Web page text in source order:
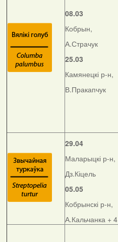
08.03
Кобрын,
А.Страчук
25.03
Камянецкі р-н,
В.Пракапчук
29.04
Маларыцкі р-н,
Дз.Кіцель
05.05
Кобрынскі р-н,
А.Кальчанка + 4